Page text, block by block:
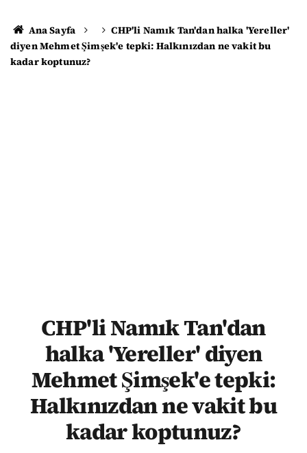
Ana Sayfa
CHP'li Namık Tan'dan halka 'Yereller'
diyen Mehmet Şimşek'e tepki: Halkınızdan ne vakit bu
kadar koptunuz?
CHP'li Namık Tan'dan
halka 'Yereller' diyen
Mehmet Şimşek'e tepki:
Halkınızdan ne vakit bu
kadar koptunuz?